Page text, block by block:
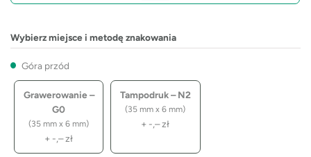
Wybierz miejsce i metodę znakowania
Góra przód
Grawerowanie –
G0
(35 mm x 6 mm)
+ -,–zł
Tampodruk – N2
(35 mm x 6 mm)
+ -,–zł